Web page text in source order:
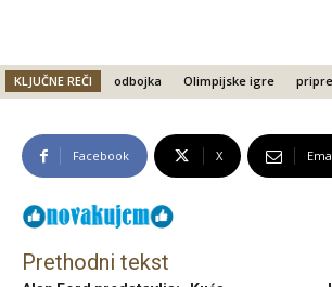
KLJUČNE REČI odbojka Olimpijske igre
Facebook X
Prethodni tekst